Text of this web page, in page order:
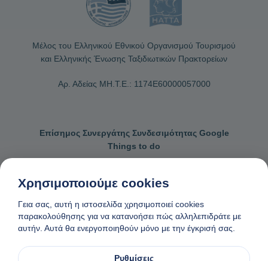
Μέλος του Ελληνικού Εθνικού Οργανισμού Τουρισμού
και Ελληνικής Ένωσης Ταξιδιωτικών Πρακτορείων
Αρ. Αδείας ΜΗ.Τ.Ε.: 1174Ε60000057000
Επίσημος Συνεργάτης Συνδεσιμότητας Google
Things to do
Επικοινωνήστε μαζί μας Γενικοί όροι κρατήσεων
Πολιτική απορρήτου και cookies
Αίτημα αφαίρεσης δεδομένων Φτιαγμένο στη Νάξο, Ελλάδα
Χρησιμοποιούμε cookies
Γεια σας, αυτή η ιστοσελίδα χρησιμοποιεί cookies
παρακολούθησης για να κατανοήσει πώς αλληλεπιδράτε με
αυτήν. Αυτά θα ενεργοποιηθούν μόνο με την έγκρισή σας.
Ρυθμίσεις